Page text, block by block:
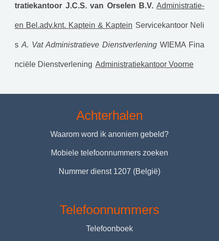
tratiekantoor J.C.S. van Orselen B.V. Administratie-
en Bel.adv.knt. Kaptein & Kaptein Servicekantoor Neli
s A. Vat Administratieve Dienstverlening WIEMA Fina
nciële Dienstverlening Administratiekantoor Voorne
Achterhalen
Waarom word ik anoniem gebeld?
Mobiele telefoonnummers zoeken
Nummer dienst 1207 (België)
Telefoonnummers
Telefoonboek